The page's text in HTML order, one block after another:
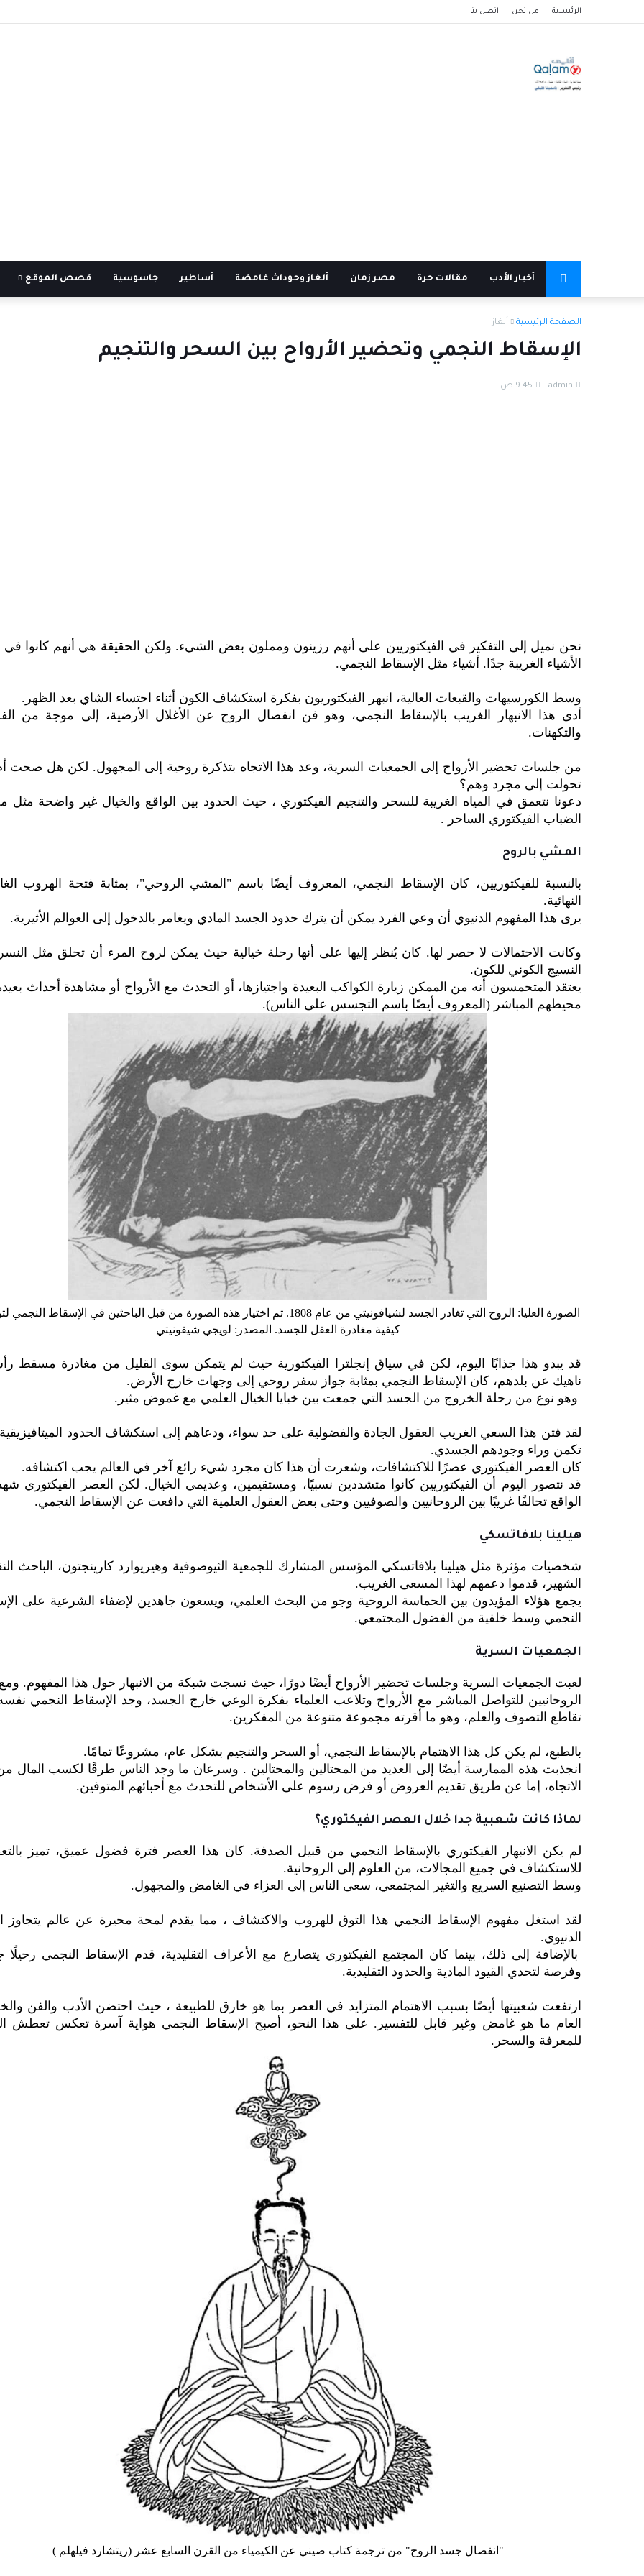
الرئيسية من نحن اتصل بنا
أخبار الأدب مقالات حرة مصر زمان ألغاز وحوداث غامضة أساطير جاسوسية قصص الموقع
الصفحة الرئيسية ألغاز
الإسقاط النجمي وتحضير الأرواح بين السحر والتنجيم
admin 9:45 ص
نحن نميل إلى التفكير في الفيكتوريين على أنهم رزينون ومملون بعض الشيء. ولكن الحقيقة هي أنهم كانوا
الأشياء الغريبة جدًا. أشياء مثل الإسقاط النجمي.
وسط الكورسيهات والقبعات العالية، انبهر الفيكتوريون بفكرة استكشاف الكون أثناء احتساء الشاي بعد الظهر.
أدى هذا الانبهار الغريب بالإسقاط النجمي، وهو فن انفصال الروح عن الأغلال الأرضية، إلى موجة من
والتكهنات.
من جلسات تحضير الأرواح إلى الجمعيات السرية، وعد هذا الاتجاه بتذكرة روحية إلى المجهول. لكن هل صحت أم
تحولت إلى مجرد وهم؟
دعونا نتعمق في المياه الغريبة للسحر والتنجيم الفيكتوري ، حيث الحدود بين الواقع والخيال غير واضحة مثل
الضباب الفيكتوري الساحر .
المشي بالروح
بالنسبة للفيكتوريين، كان الإسقاط النجمي، المعروف أيضًا باسم "المشي الروحي"، بمثابة فتحة الهروب
النهائية.
يرى هذا المفهوم الدنيوي أن وعي الفرد يمكن أن يترك حدود الجسد المادي ويغامر بالدخول إلى العوالم الأثيرية.
وكانت الاحتمالات لا حصر لها. كان يُنظر إليها على أنها رحلة خيالية حيث يمكن لروح المرء أن تحلق مثل
النسيج الكوني للكون.
يعتقد المتحمسون أنه من الممكن زيارة الكواكب البعيدة واجتيازها، أو التحدث مع الأرواح أو مشاهدة أحداث
محيطهم المباشر (المعروف أيضًا باسم التجسس على الناس).
الصورة العليا: الروح التي تغادر الجسد لشيافونيتي من عام 1808. تم اختيار هذه الصورة من قبل الباحثين في الإسقاط
كيفية مغادرة العقل للجسد. المصدر: لويجي شيفونيتي
قد يبدو هذا جذابًا اليوم، لكن في سياق إنجلترا الفيكتورية حيث لم يتمكن سوى القليل من مغادرة مسقط
ناهيك عن بلدهم، كان الإسقاط النجمي بمثابة جواز سفر روحي إلى وجهات خارج الأرض.
وهو نوع من رحلة الخروج من الجسد التي جمعت بين خبايا الخيال العلمي مع غموض مثير.
لقد فتن هذا السعي الغريب العقول الجادة والفضولية على حد سواء، ودعاهم إلى استكشاف الحدود
تكمن وراء وجودهم الجسدي.
كان العصر الفيكتوري عصرًا للاكتشافات، وشعرت أن هذا كان مجرد شيء رائع آخر في العالم يجب اكتشافه.
قد نتصور اليوم أن الفيكتوريين كانوا متشددين نسبيًا، ومستقيمين، وعديمي الخيال. لكن العصر الفيكتوري
الواقع تحالفًا غريبًا بين الروحانيين والصوفيين وحتى بعض العقول العلمية التي دافعت عن الإسقاط النجمي.
هيلينا بلافاتسكي
شخصيات مؤثرة مثل هيلينا بلافاتسكي المؤسس المشارك للجمعية الثيوصوفية وهيريوارد كارينجتون، الباحث
الشهير، قدموا دعمهم لهذا المسعى الغريب.
يجمع هؤلاء المؤيدون بين الحماسة الروحية وجو من البحث العلمي، ويسعون جاهدين لإضفاء الشرعية على
النجمي وسط خلفية من الفضول المجتمعي.
الجمعيات السرية
لعبت الجمعيات السرية وجلسات تحضير الأرواح أيضًا دورًا، حيث نسجت شبكة من الانبهار حول هذا المفهوم. ومع
الروحانيين للتواصل المباشر مع الأرواح وتلاعب العلماء بفكرة الوعي خارج الجسد، وجد الإسقاط النجمي
تقاطع التصوف والعلم، وهو ما أقرته مجموعة متنوعة من المفكرين.
بالطبع، لم يكن كل هذا الاهتمام بالإسقاط النجمي، أو السحر والتنجيم بشكل عام، مشروعًا تمامًا.
انجذبت هذه الممارسة أيضًا إلى العديد من المحتالين والمحتالين . وسرعان ما وجد الناس طرقًا لكسب المال
الاتجاه، إما عن طريق تقديم العروض أو فرض رسوم على الأشخاص للتحدث مع أحبائهم المتوفين.
لماذا كانت شعبية جدا خلال العصر الفيكتوري؟
لم يكن الانبهار الفيكتوري بالإسقاط النجمي من قبيل الصدفة. كان هذا العصر فترة فضول عميق، تميز
للاستكشاف في جميع المجالات، من العلوم إلى الروحانية.
وسط التصنيع السريع والتغير المجتمعي، سعى الناس إلى العزاء في الغامض والمجهول.
لقد استغل مفهوم الإسقاط النجمي هذا التوق للهروب والاكتشاف ، مما يقدم لمحة محيرة عن عالم يتجاوز
الدنيوي.
بالإضافة إلى ذلك، بينما كان المجتمع الفيكتوري يتصارع مع الأعراف التقليدية، قدم الإسقاط النجمي رحيلًا
وفرصة لتحدي القيود المادية والحدود التقليدية.
ارتفعت شعبيتها أيضًا بسبب الاهتمام المتزايد في العصر بما هو خارق للطبيعة ، حيث احتضن الأدب والفن
العام ما هو غامض وغير قابل للتفسير. على هذا النحو، أصبح الإسقاط النجمي هواية آسرة تعكس تعطش
للمعرفة والسحر.
"انفصال جسد الروح" من ترجمة كتاب صيني عن الكيمياء من القرن السابع عشر (ريتشارد فيلهلم )